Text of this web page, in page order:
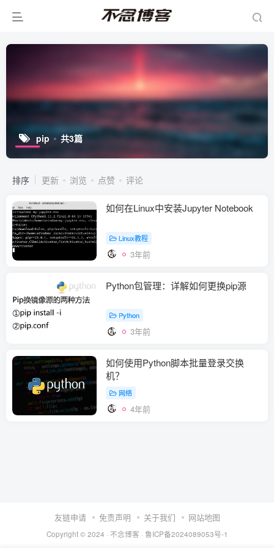
pip 共3篇
排序 更新 浏览 点赞 评论
如何在Linux中安装Jupyter Notebook
Linux教程
3年前
Python包管理：详解如何更换pip源
Python
3年前
如何使用Python脚本批量登录交换
机？
网络
4年前
友链申请 免责声明 关于我们 网站地图
Copyright © 2024 · 不念博客 · 鲁ICP备2024089053号-1